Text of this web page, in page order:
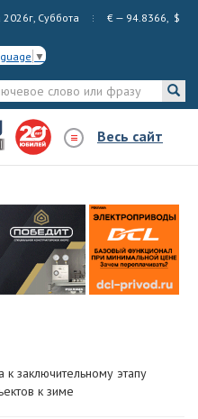
2026г, Суббота € — 94.8366, $
▼
Весь сайт
к заключительному этапу
к зиме